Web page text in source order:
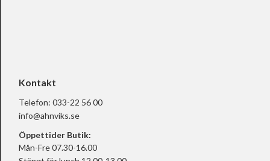
Kontakt
Telefon: 033-22 56 00
info@ahnviks.se
Öppettider Butik:
Mån-Fre 07.30-16.00